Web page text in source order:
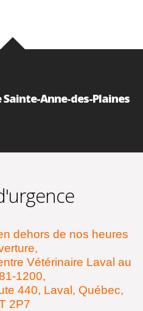
Anne-des-Plaines
dehors de nos heures
Vétérinaire Laval au
1200,
440, Laval, Québec,
2P7